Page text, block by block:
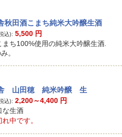
秋田酒こまち純米大吟醸生酒
込): 5,500 円
まち100%使用の純米大吟醸生酒.
。
山田穂 純米吟醸 生
込): 2,200～4,400 円
な生酒
中です。